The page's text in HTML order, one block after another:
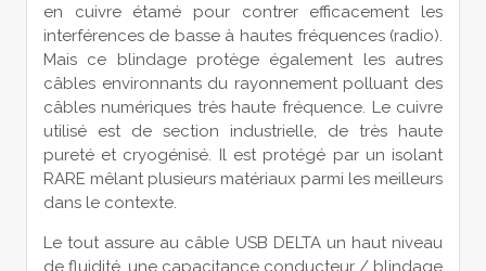
en cuivre étamé pour contrer efficacement les
interférences de basse à hautes fréquences (radio).
Mais ce blindage protège également les autres
câbles environnants du rayonnement polluant des
câbles numériques très haute fréquence. Le cuivre
utilisé est de section industrielle, de très haute
pureté et cryogénisé. Il est protégé par un isolant
RARE mêlant plusieurs matériaux parmi les meilleurs
dans le contexte.
Le tout assure au câble USB DELTA un haut niveau
de fluidité, une capacitance conducteur / blindage